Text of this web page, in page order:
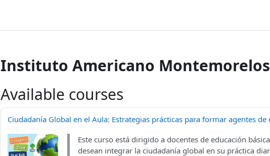
Instituto Americano Montemorelos
Available courses
Ciudadanía Global en el Aula: Estrategias prácticas para formar agentes de
Este curso está dirigido a docentes de educación
desean integrar la ciudadanía global en su práctica